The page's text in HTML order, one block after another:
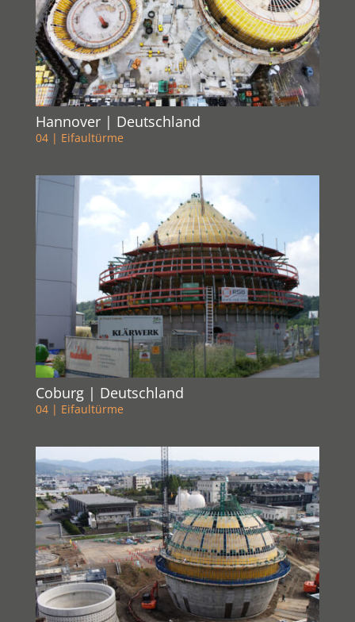
Hannover | Deutschland
04 | Eifaultürme
Coburg | Deutschland
04 | Eifaultürme